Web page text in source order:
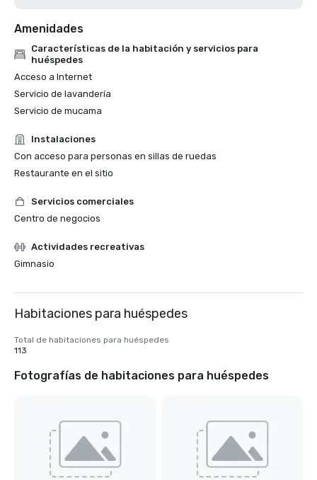
Amenidades
Características de la habitación y servicios para
huéspedes
Acceso a Internet
Servicio de lavandería
Servicio de mucama
Instalaciones
Con acceso para personas en sillas de ruedas
Restaurante en el sitio
Servicios comerciales
Centro de negocios
Actividades recreativas
Gimnasio
Habitaciones para huéspedes
Total de habitaciones para huéspedes
113
Fotografías de habitaciones para huéspedes